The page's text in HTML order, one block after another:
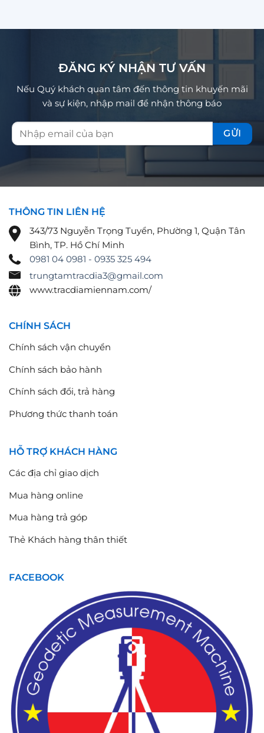
ĐĂNG KÝ NHẬN TƯ VẤN
Nếu Quý khách quan tâm đến thông tin khuyến mãi
và sự kiện, nhập mail để nhận thông báo
THÔNG TIN LIÊN HỆ
343/73 Nguyễn Trọng Tuyển, Phường 1, Quận Tân
Bình, TP. Hồ Chí Minh
0981 04 0981 - 0935 325 494
trungtamtracdia3@gmail.com
www.tracdiamiennam.com/
CHÍNH SÁCH
Chính sách vận chuyển
Chính sách bảo hành
Chính sách đổi, trả hàng
Phương thức thanh toán
HỖ TRỢ KHÁCH HÀNG
Các địa chỉ giao dịch
Mua hàng online
Mua hàng trả góp
Thẻ Khách hàng thân thiết
FACEBOOK